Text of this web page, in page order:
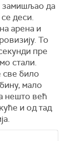
замишљао да
деси.
арена и
То
пре
стали.
све било
мало
нешто већ
и од тад